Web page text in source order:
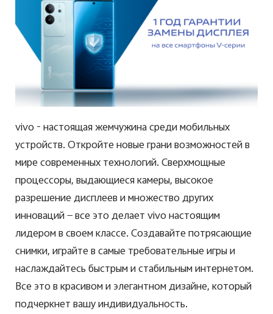
vivo - настоящая жемчужина среди мобильных
устройств. Откройте новые грани возможностей в
мире современных технологий. Сверхмощные
процессоры, выдающиеся камеры, высокое
разрешение дисплеев и множество других
инноваций — все это делает vivo настоящим
лидером в своем классе. Создавайте потрясающие
снимки, играйте в самые требовательные игры и
наслаждайтесь быстрым и стабильным интернетом.
Все это в красивом и элегантном дизайне, который
подчеркнет вашу индивидуальность.